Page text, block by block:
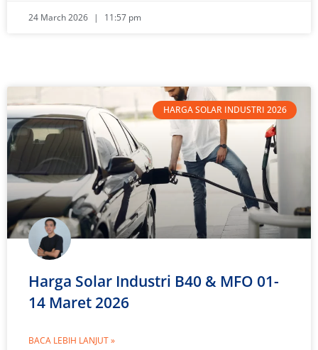
24 March 2026 11:57 pm
HARGA SOLAR INDUSTRI 2026
Harga Solar Industri B40 & MFO 01-
14 Maret 2026
BACA LEBIH LANJUT »